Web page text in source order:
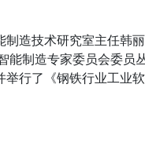
造技术研究室主任韩
能制造专家委员会委员
行了《钢铁行业工业